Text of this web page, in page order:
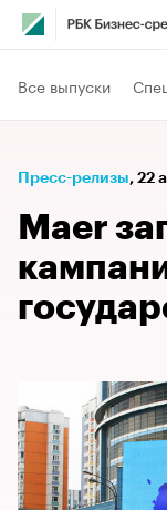
Все выпуски
Пресс-релизы⁠, 22
Maer